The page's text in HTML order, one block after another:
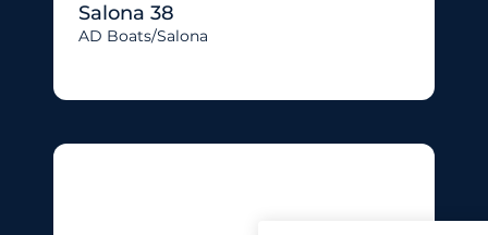
Salona 38
AD Boats/salona